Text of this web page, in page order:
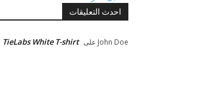
احدث التعليقات
John Doe على TieLabs White T-shirt